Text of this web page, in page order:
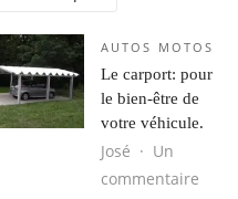
AUTOS MOTOS
Le carport: pour
le bien-être de
votre véhicule.
José
Un
commentaire